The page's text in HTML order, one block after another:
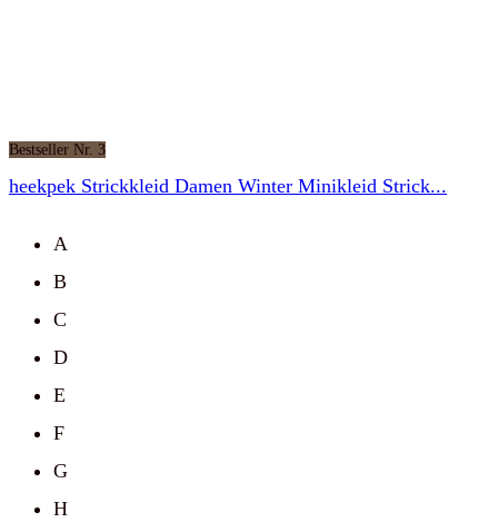
Bestseller Nr. 3
heekpek Strickkleid Damen Winter Minikleid Strick...
A
B
C
D
E
F
G
H